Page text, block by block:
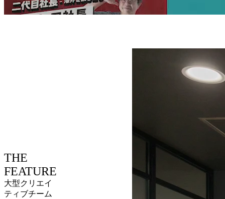
THE
FEATURE
大型クリエイ
ティブチーム